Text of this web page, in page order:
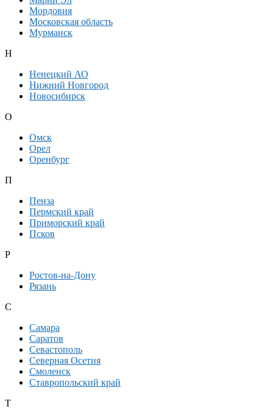
Мордовия
Московская область
Мурманск
Н
Ненецкий АО
Нижний Новгород
Новосибирск
О
Омск
Орел
Оренбург
П
Пенза
Пермский край
Приморский край
Псков
Р
Ростов-на-Дону
Рязань
С
Самара
Саратов
Севастополь
Северная Осетия
Смоленск
Ставропольский край
Т